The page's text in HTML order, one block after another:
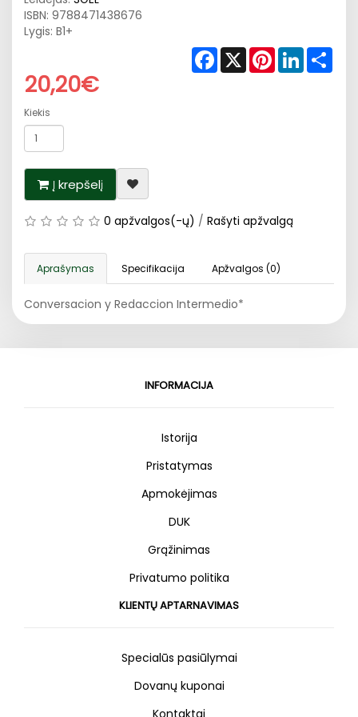
ISBN: 9788471438676
Lygis: B1+
Facebook
X PinterestLinkedIn
20,20€
Kiekis
Į krepšelį
0 apžvalgos(-ų) / Rašyti apžvalgą
Aprašymas Specifikacija Apžvalgos (0)
Conversacion y Redaccion Intermedio*
INFORMACIJA
Istorija
Pristatymas
Apmokėjimas
DUK
Grąžinimas
Privatumo politika
KLIENTŲ APTARNAVIMAS
Specialūs pasiūlymai
Dovanų kuponai